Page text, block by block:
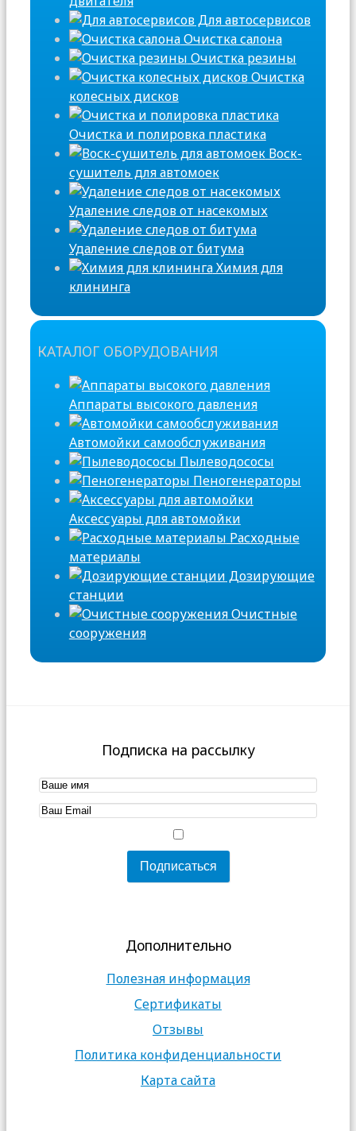
Для автосервисов
Очистка салона
Очистка резины
Очистка
колесных дисков
Очистка и полировка пластика
Воск-
сушитель для автомоек
Удаление следов от насекомых
Удаление следов от битума
Химия для
клининга
КАТАЛОГ ОБОРУДОВАНИЯ
Аппараты высокого давления
Автомойки самообслуживания
Пылеводососы
Пеногенераторы
Аксессуары для автомойки
Расходные
материалы
Дозирующие
станции
Очистные
сооружения
Подписка на рассылку
Дополнительно
Полезная информация
Сертификаты
Отзывы
Политика конфиденциальности
Карта сайта